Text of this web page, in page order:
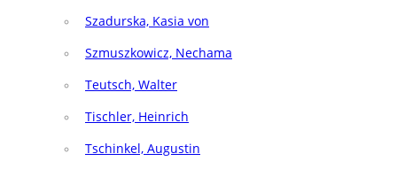
Szadurska, Kasia von
Szmuszkowicz, Nechama
Teutsch, Walter
Tischler, Heinrich
Tschinkel, Augustin